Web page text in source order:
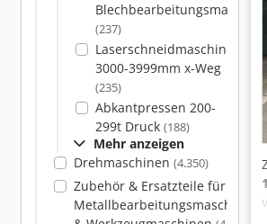
Blechbearbeitungsmaschinen
(237)
Laserschneidmaschinen
3000-3999mm x-Weg
(235)
Abkantpressen 200-
299t Druck (188)
Mehr anzeigen
Drehmaschinen (4.350)
Zubehör & Ersatzteile für
Metallbearbeitungsmaschinen